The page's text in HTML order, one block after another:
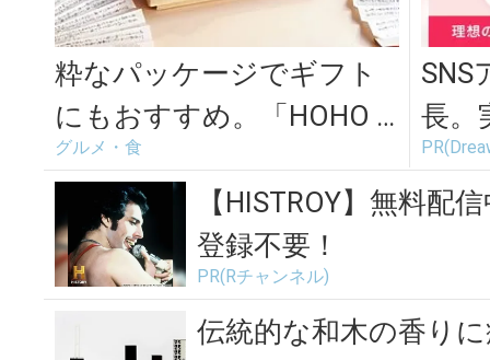
粋なパッケージでギフト
にもおすすめ。「HOHO H
OJICHA」の香ばしい焙じ
グルメ・食
SNS
長。
てま
【HISTROY】無料配
登録不要！
PR(Rチャンネル)
伝統的な和木の香り